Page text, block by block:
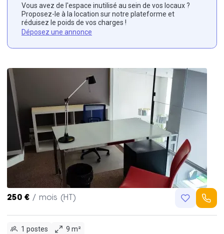
Vous avez de l'espace inutilisé au sein de vos locaux ?
Proposez-le à la location sur notre plateforme et
réduisez le poids de vos charges !
Déposez une annonce
250 € / mois (HT)
1 postes
9 m²